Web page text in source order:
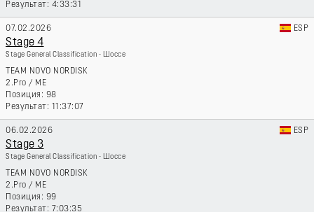
4:33:31
07.02.2026 ESP
Stage 4
Stage General Classification - Шоссе
TEAM NOVO NORDISK
2.Pro / ME
98
11:37:07
06.02.2026 ESP
Stage 3
Stage General Classification - Шоссе
TEAM NOVO NORDISK
2.Pro / ME
99
7:03:35